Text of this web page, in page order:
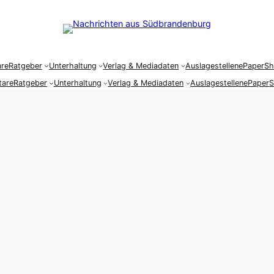
Ratgeber Unterhaltung Verlag & Mediadaten AuslagestellenePaper
Ratgeber Unterhaltung Verlag & Mediadaten AuslagestellenePaper